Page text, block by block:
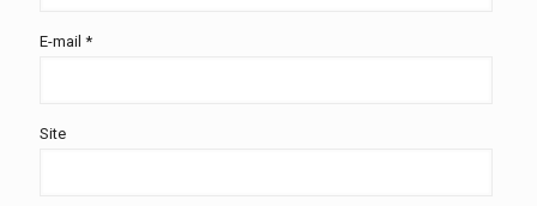
E-mail *
Site